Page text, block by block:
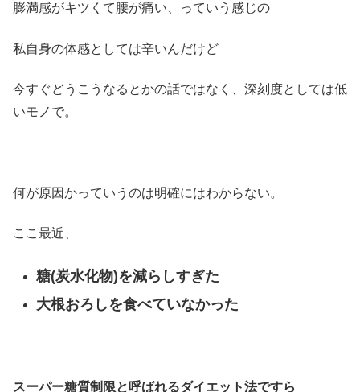
膨満感がキツくて腰が痛い、っていう感じの
私自身の体感としては辛いんだけど
今すぐどうこうなるとかの話ではなく、深刻度としては低
いモノで。
何が原因かっていうのは明確にはわからない。
ここ最近、
糖(炭水化物)を減らしすぎた
大根おろしを食べていなかった
スーパー糖質制限と呼ばれるダイエット法ですら